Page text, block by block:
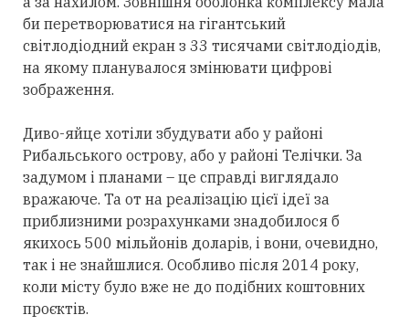
би перетворюватися на гігантський
світлодіодний екран з 33 тисячами світлодіодів,
на якому планувалося змінювати цифрові
зображення.
Диво-яйце хотіли збудувати або у районі
Рибальського острову, або у районі Телічки. За
задумом і планами – це справді виглядало
вражаюче. Та от на реалізацію цієї ідеї за
приблизними розрахунками знадобилося б
якихось 500 мільйонів доларів, і вони, очевидно,
так і не знайшлися. Особливо після 2014 року,
коли місту було вже не до подібних коштовних
проєктів.